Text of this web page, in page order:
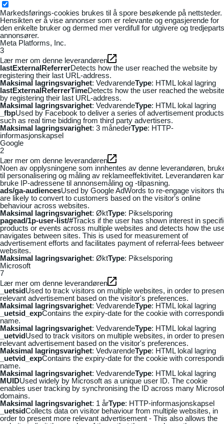
Markedsførings-cookies brukes til å spore besøkende på nettsteder.
Hensikten er å vise annonser som er relevante og engasjerende for
den enkelte bruker og dermed mer verdifull for utgivere og tredjeparts
annonsører.
Meta Platforms, Inc.
3
Lær mer om denne leverandøren
lastExternalReferrerDetects how the user reached the website by
registering their last URL-address.
Maksimal lagringsvarighet: VedvarendeType: HTML lokal lagring
lastExternalReferrerTimeDetects how the user reached the website
by registering their last URL-address.
Maksimal lagringsvarighet: VedvarendeType: HTML lokal lagring
_fbpUsed by Facebook to deliver a series of advertisement products
such as real time bidding from third party advertisers.
Maksimal lagringsvarighet: 3 månederType: HTTP-
informasjonskapsel
Google
2
Lær mer om denne leverandøren
Noen av opplysningene som innhentes av denne leverandøren,
til personalisering og måling av reklameeffektivitet. Leverandøren
bruke IP-adressene til annonsemåling og -tilpasning.
ads/ga-audiencesUsed by Google AdWords to re-engage visitors
are likely to convert to customers based on the visitor's online
behaviour across websites.
Maksimal lagringsvarighet: ØktType: Pikselsporing
pagead/1p-user-list/#Tracks if the user has shown interest in
products or events across multiple websites and detects how the
navigates between sites. This is used for measurement of
advertisement efforts and facilitates payment of referral-fees
websites.
Maksimal lagringsvarighet: ØktType: Pikselsporing
Microsoft
7
Lær mer om denne leverandøren
_uetsidUsed to track visitors on multiple websites, in order to
relevant advertisement based on the visitor's preferences.
Maksimal lagringsvarighet: VedvarendeType: HTML lokal lagring
_uetsid_expContains the expiry-date for the cookie with
name.
Maksimal lagringsvarighet: VedvarendeType: HTML lokal lagring
_uetvidUsed to track visitors on multiple websites, in order to
relevant advertisement based on the visitor's preferences.
Maksimal lagringsvarighet: VedvarendeType: HTML lokal lagring
_uetvid_expContains the expiry-date for the cookie with
name.
Maksimal lagringsvarighet: VedvarendeType: HTML lokal lagring
MUIDUsed widely by Microsoft as a unique user ID. The cookie
enables user tracking by synchronising the ID across many
domains.
Maksimal lagringsvarighet: 1 årType: HTTP-informasjonskapsel
_uetsidCollects data on visitor behaviour from multiple websites, in
order to present more relevant advertisement - This also allows the